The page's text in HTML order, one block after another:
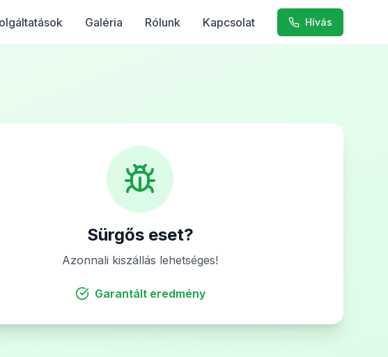
Galéria Rólunk Kapcsolat Hívás
Sürgős eset?
Azonnali kiszállás lehetséges!
Garantált eredmény